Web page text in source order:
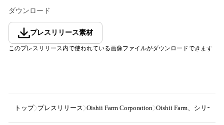
ダウンロード
プレスリリース素材
このプレスリリース内で使われている画像ファイルがダウンロードできます
トップ プレスリリース Oishii Farm Corporation Oishii Farm、シリーズ